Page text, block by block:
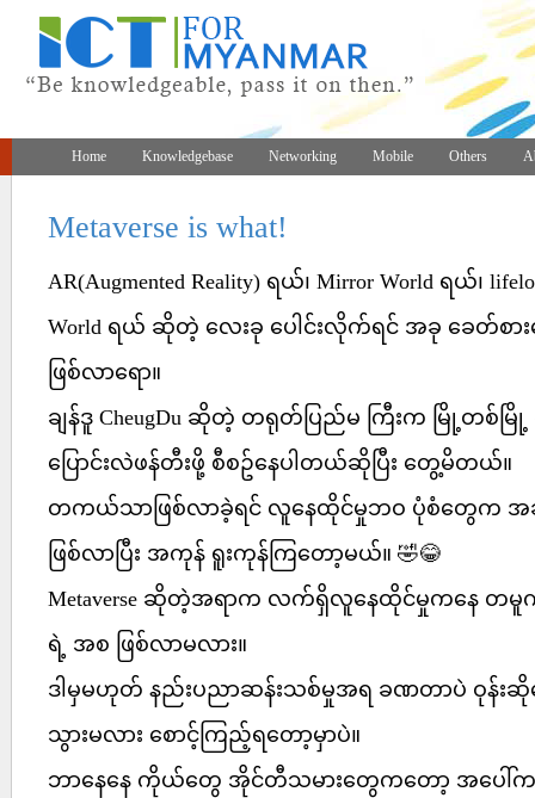
Home Knowledgebase Networking Mobile Others
Metaverse is what!
AR(Augmented Reality) ရယ်၊ Mirror World ရယ်၊
World ရယ် ဆိုတဲ့ လေးခု ပေါင်းလိုက်ရင် အခု ခေတ်စား
ဖြစ်လာရော။
ချန်ဒူ CheugDu ဆိုတဲ့ တရုတ်ပြည်မ ကြီးက မြို့တစ်မြို့
ပြောင်းလဲဖန်တီးဖို့ စီစဥ်နေပါတယ်ဆိုပြီး တွေ့မိတယ်။
တကယ်သာဖြစ်လာခဲ့ရင် လူနေထိုင်မှုဘဝ ပုံစံတွေက အ
ဖြစ်လာပြီး အကုန် ရူးကုန်ကြတော့မယ်။ 🤣😂
Metaverse ဆိုတဲ့အရာက လက်ရှိလူနေထိုင်မှုကနေ
ရဲ့ အစ ဖြစ်လာမလား။
ဒါမှမဟုတ် နည်းပညာဆန်းသစ်မှုအရ ခဏတာပဲ ဝုန်းဆိုပေ
သွားမလား စောင့်ကြည့်ရတော့မှာပဲ။
ဘာနေနေ ကိုယ်တွေ အိုင်တီသမားတွေကတော့ အပေါ်က